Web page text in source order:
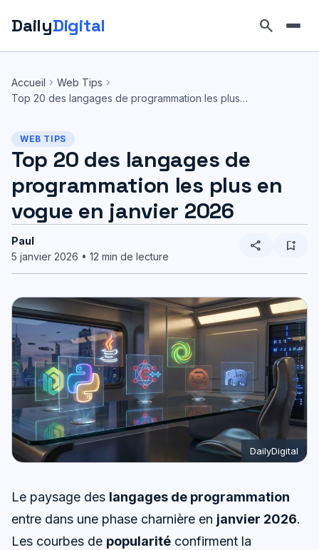
DailyDigital search
contenu
Accueil chevron_right Web Tips chevron_right
Top 20 des langages de programmation les plus…
WEB TIPS
Top 20 des langages de
programmation les plus en
vogue en janvier 2026
Paul
5 janvier 2026 • 12 min de lecture
share bookmark_add
DailyDigital
Le paysage des langages de programmation
entre dans une phase charnière en janvier 2026.
Les courbes de popularité confirment la